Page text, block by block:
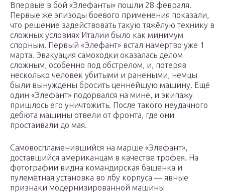
Впервые в бой «Элефанты» пошли 28 февраля.
Первые же эпизоды боевого применения показали,
что решение задействовать такую тяжёлую технику в
сложных условиях Италии было как минимум
спорным. Первый «Элефант» встал намертво уже 1
марта. Эвакуация самоходки оказалась делом
сложным, особенно под обстрелом, и, потеряв
несколько человек убитыми и ранеными, немцы
были вынуждены бросить ценнейшую машину. Ещё
один «Элефант» подорвался на мине, и экипажу
пришлось его уничтожить. После такого неудачного
дебюта машины отвели от фронта, где они
простаивали до мая.
Самовоспламенившийся на марше «Элефант»,
доставшийся американцам в качестве трофея. На
фотографии видна командирская башенка и
пулемётная установка во лбу корпуса — явные
признаки модернизированной машины